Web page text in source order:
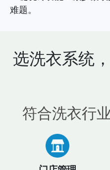
难题。
选洗衣系统
符合洗衣行